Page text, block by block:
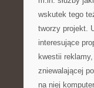
wskutek tego
tworzy projekt.
interesujące
kwestii
zniewalającej
na niej